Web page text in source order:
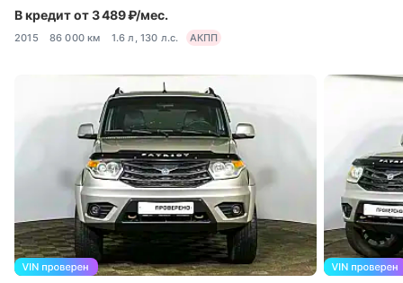
В кредит от 3 489 ₽/мес.
2015 86 000 км 1.6 л, 130 л.с. АКПП